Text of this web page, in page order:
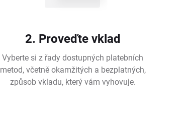
2. Proveďte vklad
Vyberte si z řady dostupných platebních
metod, včetně okamžitých a bezplatných,
způsob vkladu, který vám vyhovuje.